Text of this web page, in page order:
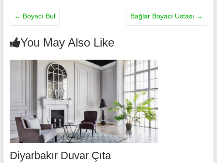
← Boyacı Bul Bağlar Boyacı Ustası →
You May Also Like
Diyarbakır Duvar Çıta